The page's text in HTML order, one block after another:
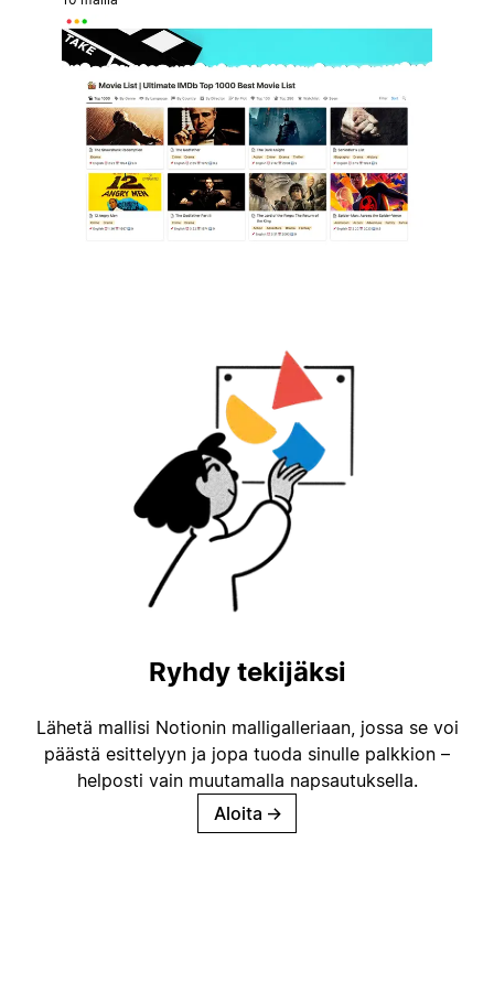
Ryhdy tekijäksi
Lähetä mallisi Notionin malligalleriaan, jossa se voi
päästä esittelyyn ja jopa tuoda sinulle palkkion –
helposti vain muutamalla napsautuksella.
Aloita →